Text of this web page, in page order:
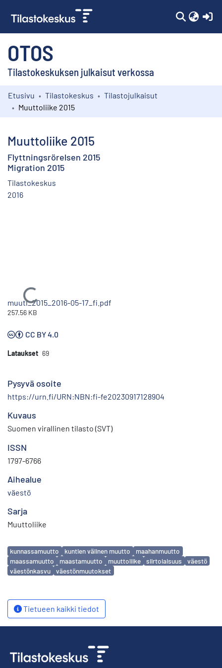
OTOS
Tilastokeskuksen julkaisut verkossa
Kokoelmat
Etusivu Tilastokeskus
Tilastojulkaisut
Muuttoliike 2015
Muuttoliike 2015
Flyttningsrörelsen 2015
Migration 2015
Tilastokeskus
2016
Ladataan...
muutl_2015_2016-05-17_fi.pdf
257.56 KB
CC BY 4.0
Lataukset 69
Pysyvä osoite
https://urn.fi/URN:NBN:fi-fe20230917128904
Kuvaus
Suomen virallinen tilasto (SVT)
ISSN
1797-6766
Aihealue
väestö
Sarja
Muuttoliike
Avainsanat
kunnassamuutto kuntien välinen muutto
maahanmuutto
maassamuutto
maastamuutto muuttoliike siirtolaisuus
väestö
väestönkasvu
väestönmuutokset
Tietueen kaikki tiedot